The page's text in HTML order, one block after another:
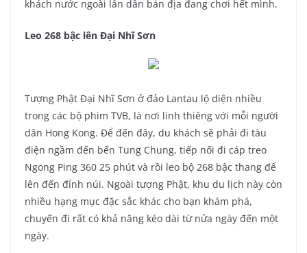
khách nước ngoài lẫn dân bản địa đang chơi hết mình.
Leo 268 bậc lên Đại Nhĩ Sơn
Tượng Phật Đại Nhĩ Sơn ở đảo Lantau lộ diện nhiều
trong các bộ phim TVB, là nơi linh thiêng với mỗi người
dân Hong Kong. Để đến đây, du khách sẽ phải đi tàu
điện ngầm đến bến Tung Chung, tiếp nối đi cáp treo
Ngong Ping 360 25 phút và rồi leo bộ 268 bậc thang để
lên đến đỉnh núi. Ngoài tượng Phật, khu du lịch này còn
nhiều hạng mục đặc sắc khác cho bạn khám phá,
chuyến đi rất có khả năng kéo dài từ nửa ngày đến một
ngày.